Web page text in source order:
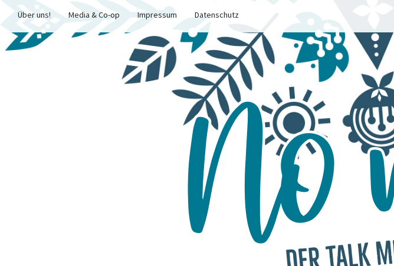
Über uns! Media & Co-op Impressum
Datenschutz